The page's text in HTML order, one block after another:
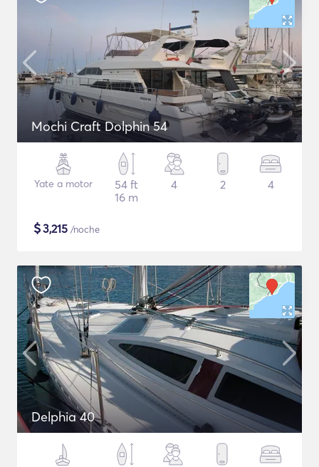
Mochi Craft Dolphin 54
Yate a motor
54 ft
16 m
4 2 4
$3,215 /noche
Delphia 40